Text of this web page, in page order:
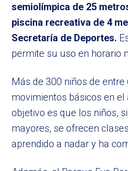
semiolímpica de 25
piscina recreativa de 4
Secretaría de Deportes.
permite su uso en horario
Más de 300 niños de
movimientos básicos en
objetivo es que los niños,
mayores, se ofrecen
aprendido a nadar y ha